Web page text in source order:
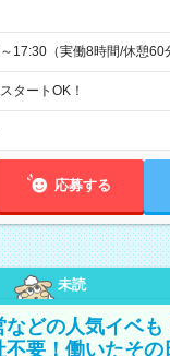
17:30（実働8時間/休憩60
タートOK！
応募する
未読
などの人気イベも
要！働いたその